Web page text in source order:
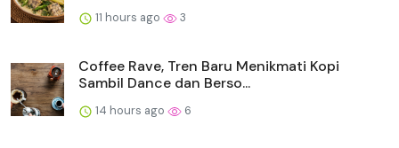
11 hours ago 3
Coffee Rave, Tren Baru Menikmati Kopi
Sambil Dance dan Berso...
14 hours ago 6